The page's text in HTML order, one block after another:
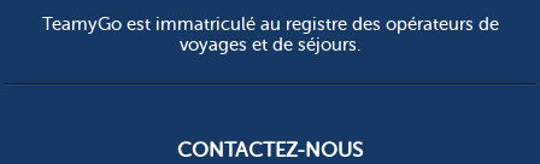
TeamyGo est immatriculé au registre des opérateurs de
voyages et de séjours.
CONTACTEZ-NOUS